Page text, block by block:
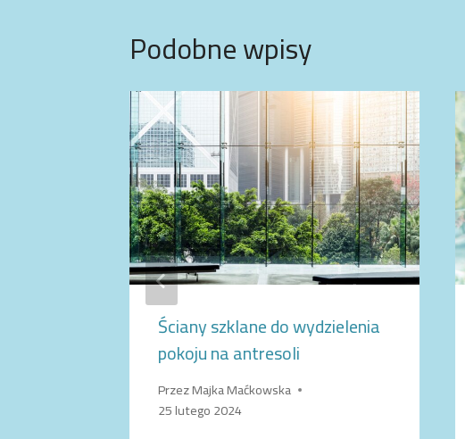
Podobne wpisy
Ściany szklane do wydzielenia
pokoju na antresoli
PrzezMajka Maćkowska
25 lutego 2024